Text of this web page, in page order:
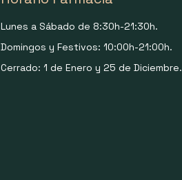
Lunes a Sábado de 8:30h-21:30h.
Domingos y Festivos: 10:00h-21:00h.
Cerrado: 1 de Enero y 25 de Diciembre.